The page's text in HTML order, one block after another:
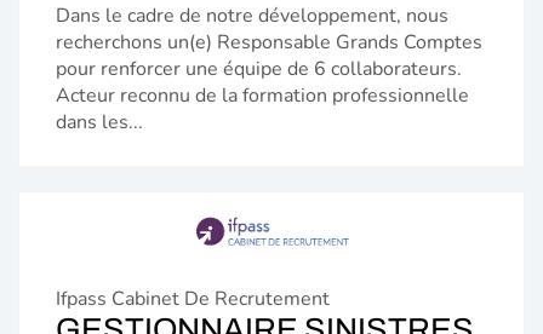
Dans le cadre de notre développement, nous
recherchons un(e) Responsable Grands Comptes
pour renforcer une équipe de 6 collaborateurs.
Acteur reconnu de la formation professionnelle
dans les...
Ifpass Cabinet De Recrutement